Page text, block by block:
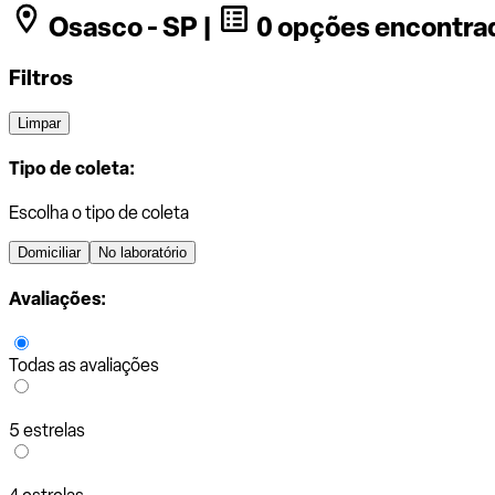
Osasco - SP | 0 opções
Filtros
Limpar
Tipo de coleta:
Escolha o tipo de coleta
Domiciliar No laboratório
Avaliações:
Todas as avaliações
5 estrelas